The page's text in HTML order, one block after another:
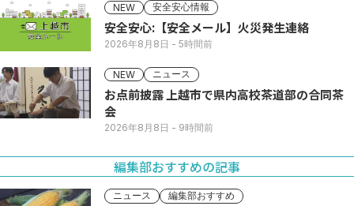
NEW 安全安心情報
安全安心:【安全メール】火災発生連絡
2026年8月8日 - 5時間前
NEW ニュース
お点前披露 上越市で県内高校茶道部の合同茶
会
2026年8月8日 - 9時間前
編集部おすすめの記事
ニュース 編集部おすすめ